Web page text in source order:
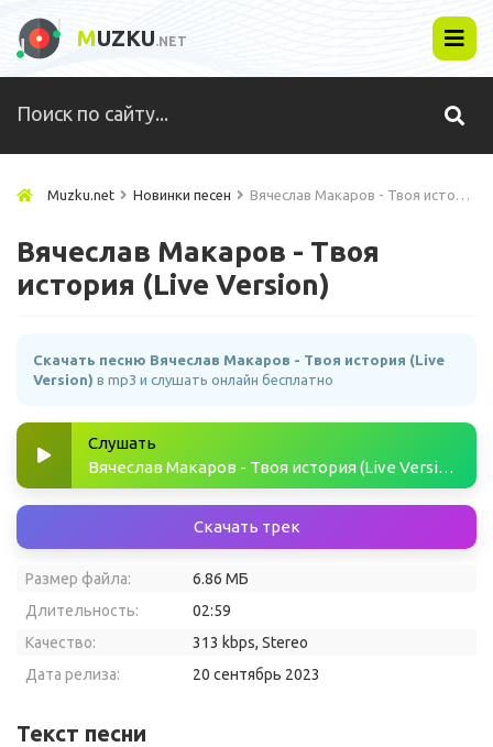
MUZKU.NET
Muzku.net Новинки песен Вячеслав Макаров - Твоя история (Live Version)
Вячеслав Макаров - Твоя
история (Live Version)
Скачать песню Вячеслав Макаров - Твоя история (Live
Version) в mp3 и слушать онлайн бесплатно
Слушать
Вячеслав Макаров - Твоя история (Live Version)
Скачать трек
Размер файла:
6.86 МБ
Длительность:
02:59
Качество:
313 kbps, Stereo
Дата релиза:
20 сентябрь 2023
Текст песни